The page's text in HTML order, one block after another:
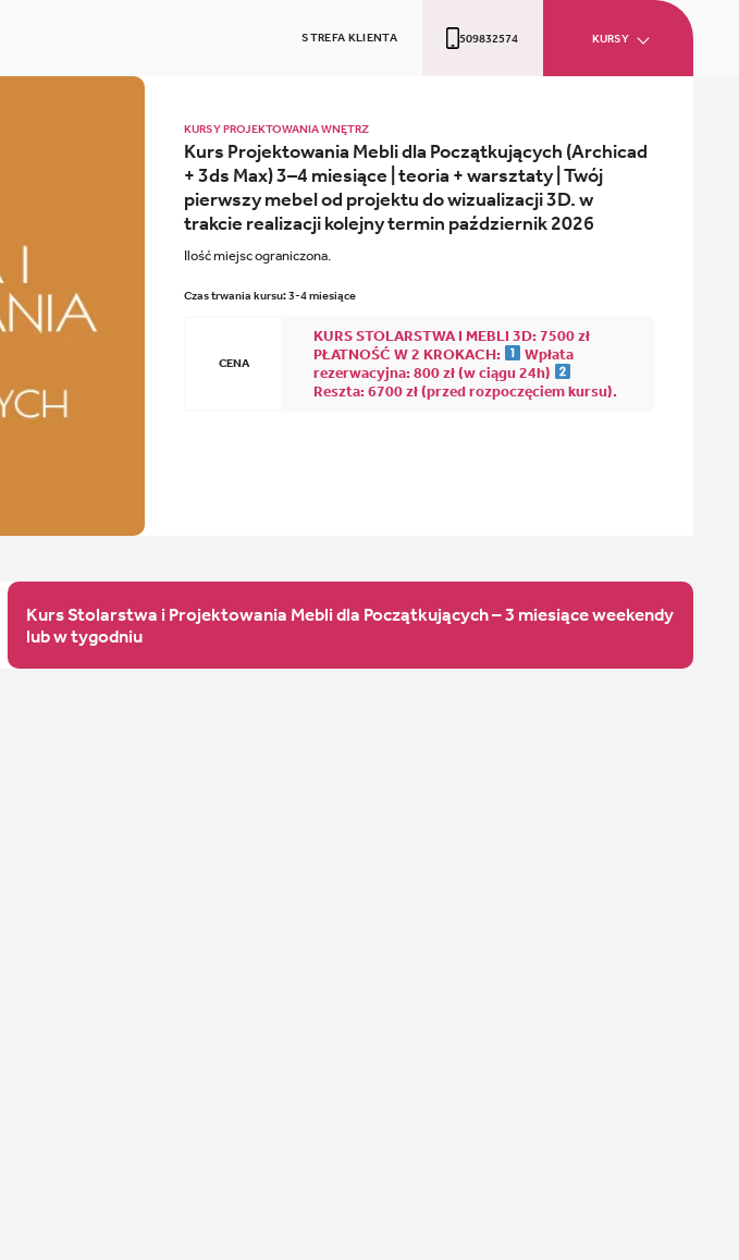
STREFA KLIENTA 509832574 KURSY
KURSY PROJEKTOWANIA WNĘTRZ
Kurs Projektowania Mebli dla Początkujących (Archicad
+ 3ds Max) 3–4 miesiące | teoria + warsztaty | Twój
pierwszy mebel od projektu do wizualizacji 3D. w
trakcie realizacji kolejny termin październik 2026
Ilość miejsc ograniczona.
Czas trwania kursu: 3-4 miesiące
CENA
KURS STOLARSTWA I MEBLI 3D: 7500 zł
PŁATNOŚĆ W 2 KROKACH:
Wpłata
rezerwacyjna: 800 zł (w ciągu 24h)
Reszta: 6700 zł (przed rozpoczęciem kursu).
Kurs Stolarstwa i Projektowania Mebli dla Początkujących – 3 miesiące weekendy
lub w tygodniu